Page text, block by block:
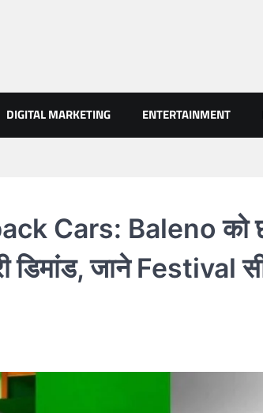
BHUIYAN NEWS
DIGITAL MARKETING ENTERTAINMENT
Cars: Baleno को
डिमांड, जाने Festival